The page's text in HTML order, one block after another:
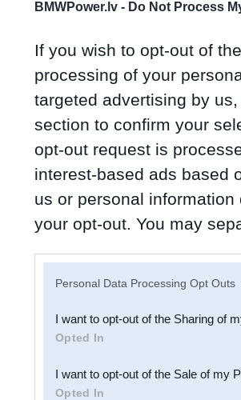
BMWPower.lv - Do Not Process
If you wish to opt-out of
processing of your
targeted advertising by
section to confirm your
opt-out request is
interest-based ads based
us or personal
your opt-out. You may
Downstream Participants
third parties.
Personal Data Processing Opt Outs
I want to opt-out of the Sharing of
Opted In
I want to opt-out of the Sale of my
Opted In